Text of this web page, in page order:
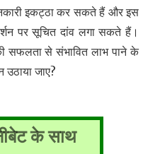
इकट्ठा कर सकते हैं और इस
पर सूचित दांव लगा सकते हैं।
सफलता से संभावित लाभ पाने के
जाए?
के साथ